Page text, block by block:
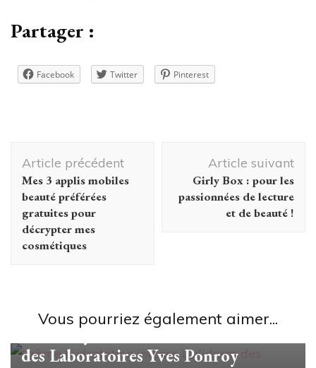
Partager :
Facebook Twitter Pinterest
Navigation
d'article
Article précédent
Mes 3 applis mobiles
beauté préférées
gratuites pour
décrypter mes
cosmétiques
Article suivant
Girly Box : pour les
passionnées de lecture
et de beauté !
Vous pourriez également aimer...
Beauté
Crème hydratation intense Deliderm
des Laboratoires Yves Ponroy